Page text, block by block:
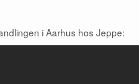
i Aarhus hos Jeppe: